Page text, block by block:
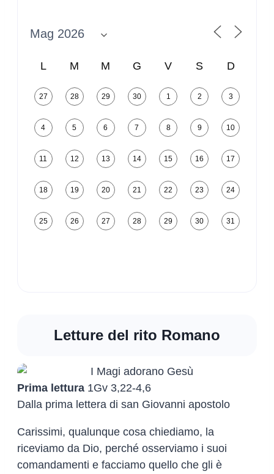
L M M G V S D
27 28 29 30 1 2 3
4 5 6 7 8 9 10
11 12 13 14 15 16 17
18 19 20 21 22 23 24
25 26 27 28 29 30 31
Letture del rito Romano
Prima lettura 1Gv 3,22-4,6
Dalla prima lettera di san Giovanni apostolo
Carissimi, qualunque cosa chiediamo, la
riceviamo da Dio, perché osserviamo i suoi
comandamenti e facciamo quello che gli è